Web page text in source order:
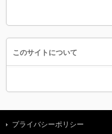
このサイトについて
プライバシーポリシー